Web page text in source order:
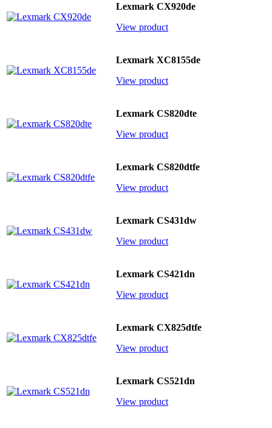
Lexmark CX920de
View product
Lexmark XC8155de
View product
Lexmark CS820dte
View product
Lexmark CS820dtfe
View product
Lexmark CS431dw
View product
Lexmark CS421dn
View product
Lexmark CX825dtfe
View product
Lexmark CS521dn
View product